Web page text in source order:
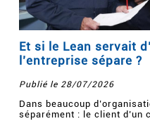
Et si le Lean servait
l’entreprise sépare ?
Publié le 28/07/2026
Dans beaucoup
séparément : le client d’un